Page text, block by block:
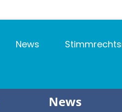
News
News